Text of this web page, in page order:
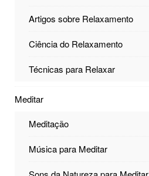
Artigos sobre Relaxamento
Ciência do Relaxamento
Técnicas para Relaxar
Meditar
Meditação
Música para Meditar